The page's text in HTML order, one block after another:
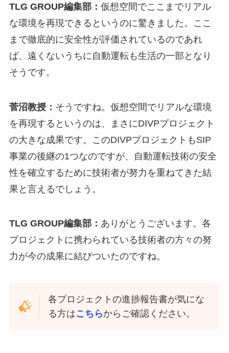
TLG GROUP編集部： 仮想空間でここまでリアル
な環境を再現できるというのに驚きました。ここ
まで徹底的に安全性が評価されているのであれ
ば、遠くないうちに自動運転も生活の一部となり
そうです。
菅沼教授： そうですね。仮想空間でリアルな環境
を再現するというのは、まさにDIVPプロジェクト
の大きな成果です。このDIVPプロジェクトもSIP
事業の後継の1つなのですが、自動運転技術の安全
性を確立するために技術者が努力を重ねてきた結
果と言えるでしょう。
TLG GROUP編集部： ありがとうございます。各
プロジェクトに携わられている技術者の方々の努
力が今の成果に結びついたのですね。
各プロジェクトの進捗報告書が気にな
る方はこちらからご確認ください。